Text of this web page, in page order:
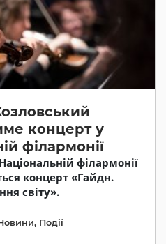
концерт у
філармонії
філармонії
концерт «Гайдн.
світу».
, Події